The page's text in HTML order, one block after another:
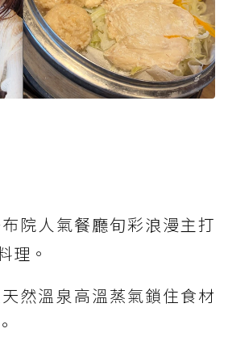
院人氣餐廳旬彩浪漫主打
理。
然溫泉高溫蒸氣鎖住食材